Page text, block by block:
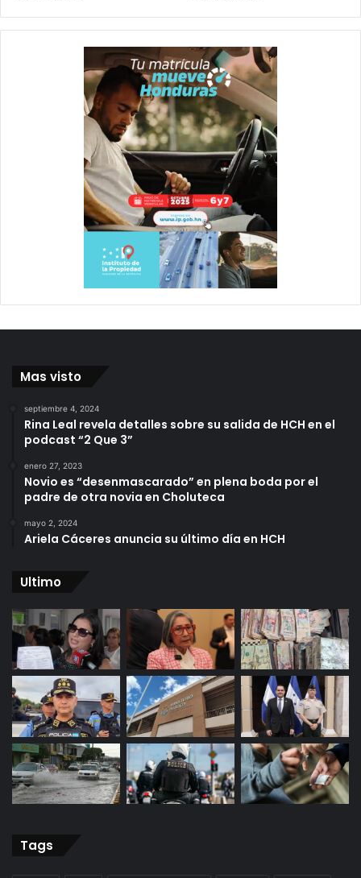
Mas visto
septiembre 4, 2024
Rina Leal revela detalles sobre su salida de HCH en el
podcast “2 Que 3”
enero 27, 2023
Novio es “desenmascarado” en plena boda por el
padre de otra novia en Choluteca
mayo 2, 2024
Ariela Cáceres anuncia su último día en HCH
Ultimo
Tags